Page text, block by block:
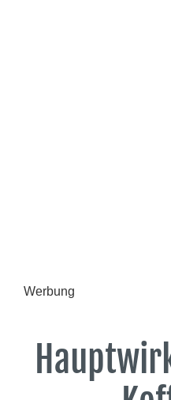
Werbung